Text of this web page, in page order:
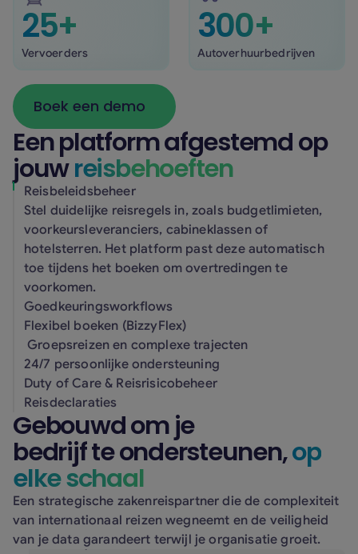
25+
Vervoerders
300+
Autoverhuurbedrijven
Boek een demo
Boek een demo
Een platform afgestemd op
jouwreisbehoeften
Reisbeleidsbeheer
Stel duidelijke reisregels in, zoals budgetlimieten,
voorkeursleveranciers, cabineklassen of
hotelsterren. Het platform past deze automatisch
toe tijdens het boeken om overtredingen te
voorkomen.
Goedkeuringsworkflows
Flexibel boeken (BizzyFlex)
Groepsreizen en complexe trajecten
24/7 persoonlijke ondersteuning
Duty of Care & Reisrisicobeheer
Reisdeclaraties
Gebouwd om je
bedrijf te ondersteunen,op
elke schaal
Een strategische zakenreispartner die de complexiteit
van internationaal reizen wegneemt en de veiligheid
van je data garandeert terwijl je organisatie groeit.